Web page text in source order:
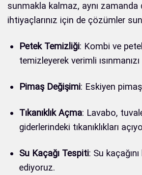
sunmakla kalmaz, aynı
ihtiyaçlarınız için de çözümler
Petek Temizliği: Kombi ve
temizleyerek verimli
Pimaş Değişimi: Eskiyen
Tıkanıklık Açma: Lavabo,
giderlerindeki tıkanıklıkları
Su Kaçağı Tespiti: Su
ediyoruz.